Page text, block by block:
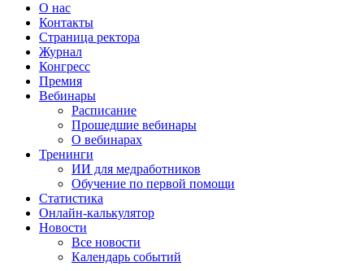
О нас
Контакты
Страница ректора
Журнал
Конгресс
Премия
Вебинары
Расписание
Прошедшие вебинары
О вебинарах
Тренинги
ИИ для медработников
Обучение по первой помощи
Статистика
Онлайн-калькулятор
Новости
Все новости
Календарь событий